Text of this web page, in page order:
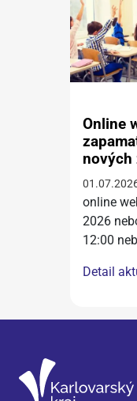
Online
nových
online
2026
12:00
Detail